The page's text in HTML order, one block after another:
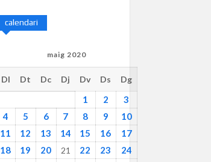
calendari
maig 2020
Dl Dt Dc Dj Dv Ds Dg
1 2
3
4
5 6 7 8 9
10
11
12 13 14 15 16
17
18
19 20 21 22 23
24